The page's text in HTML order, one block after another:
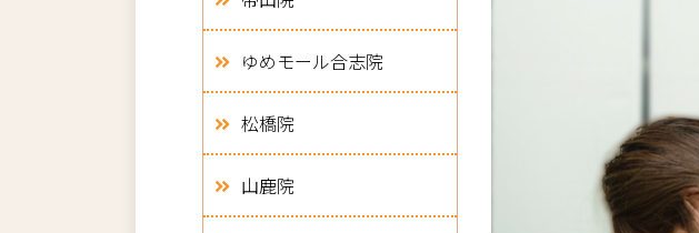
ゆめモール合志院
松橋院
山鹿院